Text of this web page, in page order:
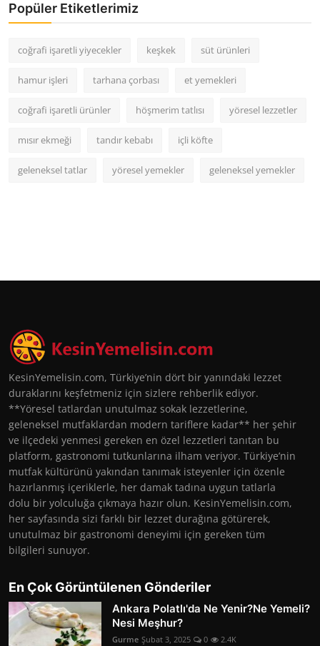
Popüler Etiketlerimiz
coğrafi işaretli yiyecekler keşkek süt ürünleri
hamur işleri tarhana çorbası et yemekleri
coğrafi işaretli ürünler höşmerim tatlısı yöresel lezzetler
mısır ekmeği tandır kebabı içli köfte
geleneksel tatlar yöresel yemekler geleneksel yemekler
KesinYemelisin.com, Türkiye’nin dört bir yanındaki lezzet
duraklarını keşfetmeniz için sizlere rehberlik ediyor.
**Yöresel tatlardan unutulmaz sokak lezzetlerine,
geleneksel mutfaklardan modern tariflere kadar** her şehir
ve ilçedeki yenmesi gereken en özel lezzetleri tanıtan bu
platform, gastronomi tutkunlarına ilham veriyor. Türkiye’nin
mutfak kültürünü yakından tanımak isteyenler için özenle
hazırlanmış içeriklerle, her damak tadına uygun tatlarla
dolu bir yolculuğa çıkmaya hazır olun. KesinYemelisin.com,
her sayfasında sizi farklı bir lezzet durağına götürerek,
unutulmaz bir gastronomi deneyimi için gereken tüm
bilgileri sunuyor.
En Çok Görüntülenen Gönderiler
Ankara Polatlı'da Ne Yenir?Ne Yemeli?
Nesi Meşhur?
Gurme Şubat 3, 2025 0 2.4K